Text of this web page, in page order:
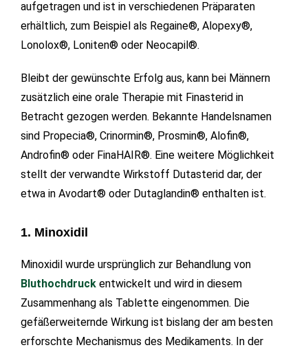
aufgetragen und ist in verschiedenen Präparaten
erhältlich, zum Beispiel als Regaine®, Alopexy®,
Lonolox®, Loniten® oder Neocapil®.
Bleibt der gewünschte Erfolg aus, kann bei Männern
zusätzlich eine orale Therapie mit Finasterid in
Betracht gezogen werden. Bekannte Handelsnamen
sind Propecia®, Crinormin®, Prosmin®, Alofin®,
Androfin® oder FinaHAIR®. Eine weitere Möglichkeit
stellt der verwandte Wirkstoff Dutasterid dar, der
etwa in Avodart® oder Dutaglandin® enthalten ist.
1. Minoxidil
Minoxidil wurde ursprünglich zur Behandlung von
Bluthochdruck entwickelt und wird in diesem
Zusammenhang als Tablette eingenommen. Die
gefäßerweiternde Wirkung ist bislang der am besten
erforschte Mechanismus des Medikaments. In der